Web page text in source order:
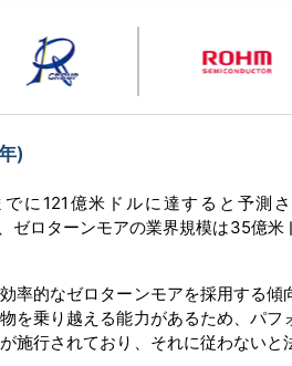
)
に121億米ドルに達すると予測さ
ロターンモアの業界規模は35億米
率的なゼロターンモアを採用する傾
を乗り越える能力があるため、パフ
施行されており、それに従わないと